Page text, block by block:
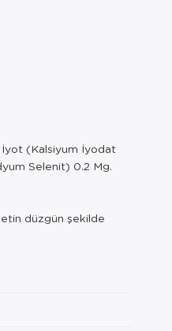
İyot (Kalsiyum İyodat
Selenit) 0.2 Mg.
düzgün şekilde